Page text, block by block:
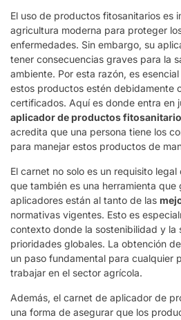
El uso de productos fitosanitarios es
agricultura moderna para proteger
enfermedades. Sin embargo, su
tener consecuencias graves para la
ambiente. Por esta razón, es
estos productos estén debidamente
certificados. Aquí es donde entra en
aplicador de productos
acredita que una persona tiene los
para manejar estos productos de
El carnet no solo es un requisito
que también es una herramienta que
aplicadores están al tanto de las
normativas vigentes. Esto es
contexto donde la sostenibilidad y la
prioridades globales. La obtención
un paso fundamental para cualquier
trabajar en el sector agrícola.
Además, el carnet de aplicador de
una forma de asegurar que los